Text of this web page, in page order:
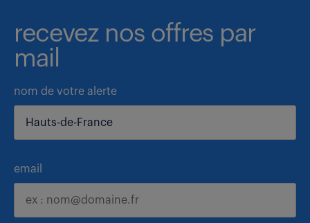
recevez nos offres par
mail
nom de votre alerte
email